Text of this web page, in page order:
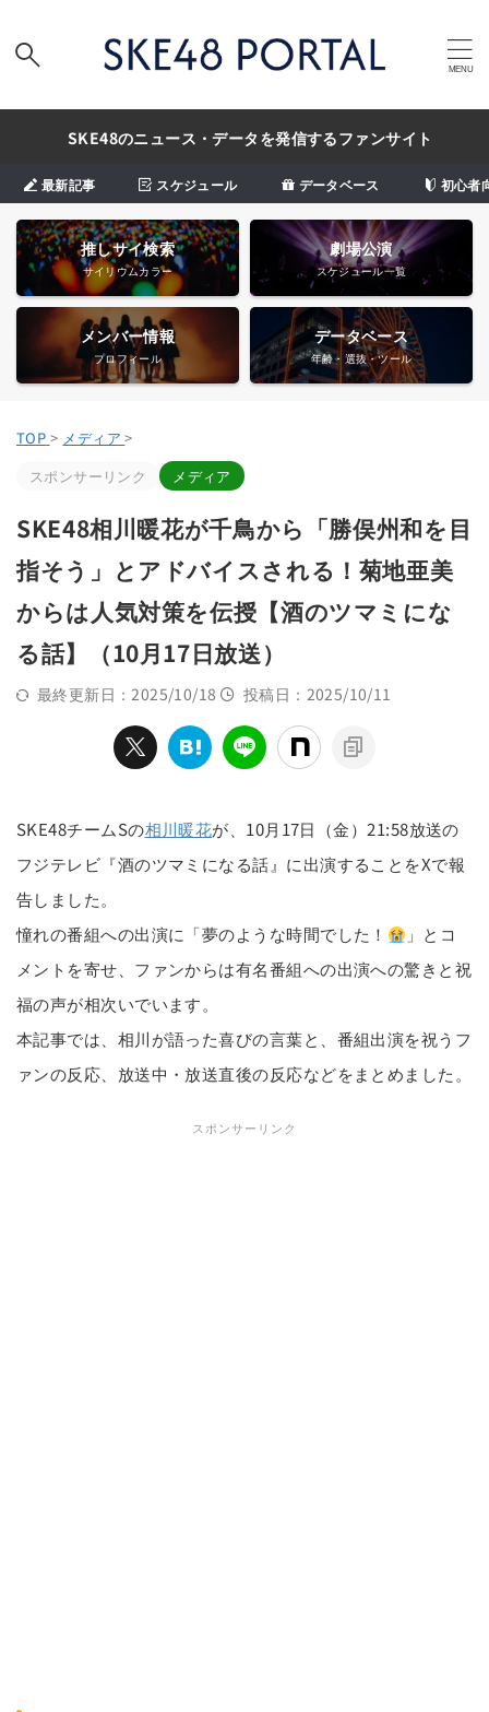
SKE48のニュース・データを発信するファンサイト
最新記事 スケジュール データベース 初心者
推しサイ検索
サイリウムカラー
劇場公演
スケジュール一覧
メンバー情報
プロフィール
データベース
年齢・選抜・ツール
TOP > メディア >
スポンサーリンク
メディア
SKE48相川暖花が千鳥から「勝俣州和を目
指そう」とアドバイスされる！菊地亜美
からは人気対策を伝授【酒のツマミにな
る話】（10月17日放送）
最終更新日：2025/10/18 投稿日：2025/10/11
SKE48チームSの相川暖花が、10月17日（金）21:58放送の
フジテレビ『酒のツマミになる話』に出演することをXで報
告しました。
憧れの番組への出演に「夢のような時間でした！
」とコ
メントを寄せ、ファンからは有名番組への出演への驚きと祝
福の声が相次いでいます。
本記事では、相川が語った喜びの言葉と、番組出演を祝うフ
ァンの反応、放送中・放送直後の反応などをまとめました。
スポンサーリンク